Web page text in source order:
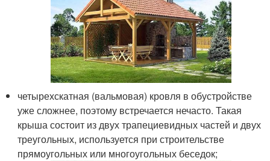
четырехскатная (вальмовая) кровля в обустройстве
уже сложнее, поэтому встречается нечасто. Такая
крыша состоит из двух трапециевидных частей и двух
треугольных, используется при строительстве
прямоугольных или многоугольных беседок;